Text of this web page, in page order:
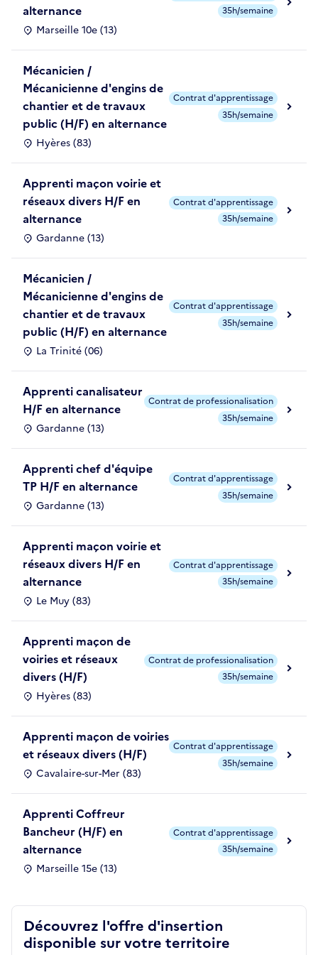
alternance
Marseille 10e (13)
35h/semaine
Mécanicien /
Mécanicienne d'engins de
chantier et de travaux
public (H/F) en alternance
Hyères (83)
Contrat d'apprentissage
35h/semaine
Apprenti maçon voirie et
réseaux divers H/F en
alternance
Gardanne (13)
Contrat d'apprentissage
35h/semaine
Mécanicien /
Mécanicienne d'engins de
chantier et de travaux
public (H/F) en alternance
La Trinité (06)
Contrat d'apprentissage
35h/semaine
Apprenti canalisateur
H/F en alternance
Gardanne (13)
Contrat de professionalisation
35h/semaine
Apprenti chef d'équipe
TP H/F en alternance
Gardanne (13)
Contrat d'apprentissage
35h/semaine
Apprenti maçon voirie et
réseaux divers H/F en
alternance
Le Muy (83)
Contrat d'apprentissage
35h/semaine
Apprenti maçon de
voiries et réseaux
divers (H/F)
Hyères (83)
Contrat de professionalisation
35h/semaine
Apprenti maçon de voiries
et réseaux divers (H/F)
Cavalaire-sur-Mer (83)
Contrat d'apprentissage
35h/semaine
Apprenti Coffreur
Bancheur (H/F) en
alternance
Marseille 15e (13)
Contrat d'apprentissage
35h/semaine
Découvrez l'offre d'insertion
disponible sur votre territoire